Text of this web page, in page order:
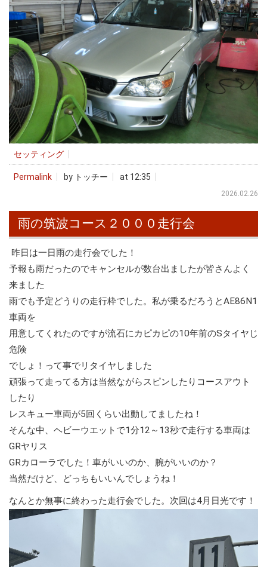
セッティング
Permalink by トッチー at 12:35
2026.02.26
雨の筑波コース２０００走行会
昨日は一日雨の走行会でした！
予報も雨だったのでキャンセルが数台出ましたが皆さんよく
来ました
雨でも予定どうりの走行枠でした。私が乗るだろうとAE86N1
車両を
用意してくれたのですが流石にカピカピの10年前のSタイヤじ
危険
でしょ！って事でリタイヤしました
頑張って走ってる方は当然ながらスピンしたりコースアウト
したり
レスキュー車両が5回くらい出動してましたね！
そんな中、ヘビーウエットで1分12～13秒で走行する車両は
GRヤリス
GRカローラでした！車がいいのか、腕がいいのか？
当然だけど、どっちもいいんでしょうね！
なんとか無事に終わった走行会でした。次回は4月日光です！